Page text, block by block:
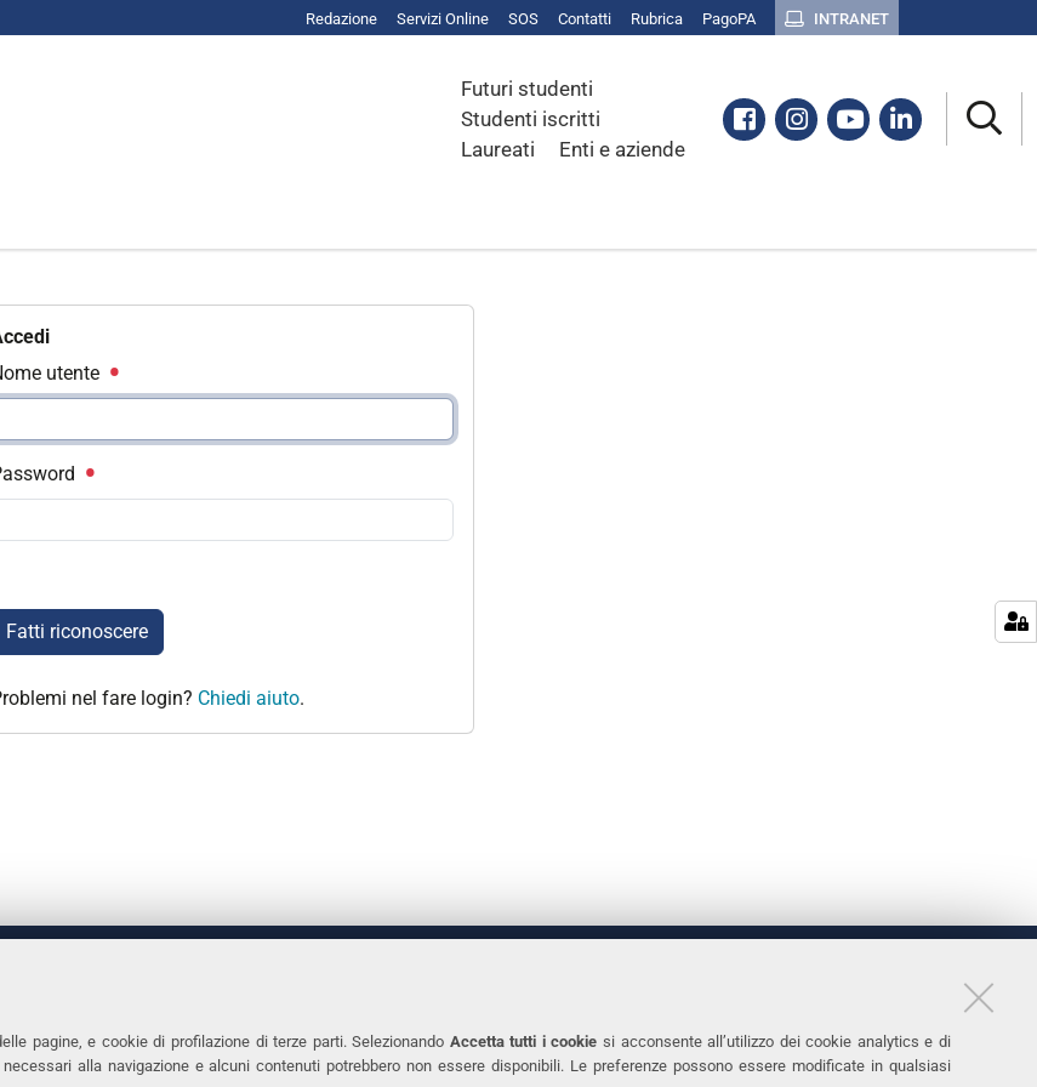
pagine, e cookie di profilazione di terze parti. Selezionando Accetta tutti i cookie si acconsente all’utilizzo dei cookie analytics e di
alla navigazione e alcuni contenuti potrebbero non essere disponibili. Le preferenze possono essere modificate in qualsiasi
Redazione Servizi Online SOS Contatti Rubrica PagoPA INTRANET
Futuri studenti
Studenti iscritti
Laureati
Enti e aziende
Facebook
Instagram
YoutubeLinkedin
utente
Fatti riconoscere
nel fare login? Chiedi aiuto.
Laura Ramaciotti
35 - 44121 Ferrara
Tel. +39 0532 293111
Fax. +39 0532 293031
Accessibilità
Protezione dati personali